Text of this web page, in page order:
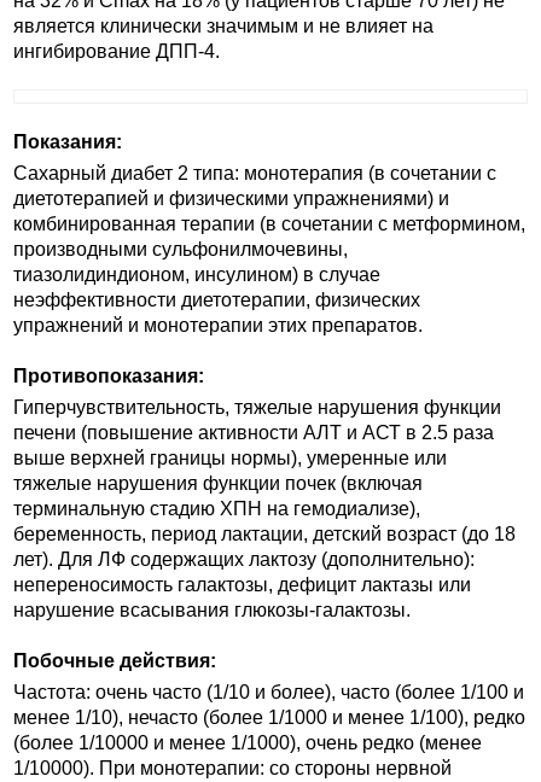
является клинически значимым и не влияет на
ингибирование ДПП-4.
Показания:
Сахарный диабет 2 типа: монотерапия (в сочетании с
диетотерапией и физическими упражнениями) и
комбинированная терапии (в сочетании с метформином,
производными сульфонилмочевины,
тиазолидиндионом, инсулином) в случае
неэффективности диетотерапии, физических
упражнений и монотерапии этих препаратов.
Противопоказания:
Гиперчувствительность, тяжелые нарушения функции
печени (повышение активности АЛТ и АСТ в 2.5 раза
выше верхней границы нормы), умеренные или
тяжелые нарушения функции почек (включая
терминальную стадию ХПН на гемодиализе),
беременность, период лактации, детский возраст (до 18
лет). Для ЛФ содержащих лактозу (дополнительно):
непереносимость галактозы, дефицит лактазы или
нарушение всасывания глюкозы-галактозы.
Побочные действия:
Частота: очень часто (1/10 и более), часто (более 1/100 и
менее 1/10), нечасто (более 1/1000 и менее 1/100), редко
(более 1/10000 и менее 1/1000), очень редко (менее
1/10000). При монотерапии: со стороны нервной